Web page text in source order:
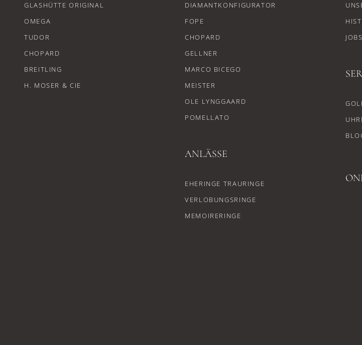
GLASHÜTTE ORIGINAL
OMEGA
TUDOR
CHOPARD
BREITLING
H. MOSER & CIE
DIAMANTKONFIGURATOR
FOPE
CHOPARD
GELLNER
MARCO BICEGO
MEISTER
OLE LYNGGAARD
POMELLATO
ANLÄSSE
EHERINGE TRAURINGE
VERLOBUNGSRINGE
MEMOIRERINGE